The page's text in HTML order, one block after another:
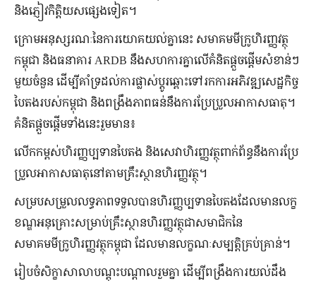
និងភ្ញៀវកិត្តិយសផ្សេងទៀត។
ក្រោមអនុស្សរណៈនៃការយោគយល់គ្នានេះ សមាគមមីក្រូហិរញ្ញវត្ថុ
កម្ពុជា និងធនាគារ ARDB នឹងសហការគ្នាលើគំនិតផ្តួចផ្តើមសំខាន់ៗ
មួយចំនួន ដើម្បីគាំទ្រដល់ការផ្លាស់ប្តូរឆ្ពោះទៅរកការអភិវឌ្ឍសេដ្ឋកិច្ច
បៃតងរបស់កម្ពុជា និងពង្រឹងភាពធន់នឹងការប្រែប្រួលអាកាសធាតុ។
គំនិតផ្តួចផ្តើមទាំងនេះរួមមាន៖
លើកកម្ពស់ហិរញ្ញប្បទានបៃតង និងសេវាហិរញ្ញវត្ថុពាក់ព័ន្ធនឹងការប្រែ
ប្រួលអាកាសធាតុនៅតាមគ្រឹះស្ថានហិរញ្ញវត្ថុ។
សម្របសម្រួលលទ្ធភាពទទួលបានហិរញ្ញប្បទានបៃតងដែលមានលក្ខ
ខណ្ឌអនុគ្រោះសម្រាប់គ្រឹះស្ថានហិរញ្ញវត្ថុជាសមាជិកនៃ
សមាគមមីក្រូហិរញ្ញវត្ថុកម្ពុជា ដែលមានលក្ខណៈសម្បត្តិគ្រប់គ្រាន់។
រៀបចំសិក្ខាសាលាបណ្តុះបណ្តាលរួមគ្នា ដើម្បីពង្រឹងការយល់ដឹង